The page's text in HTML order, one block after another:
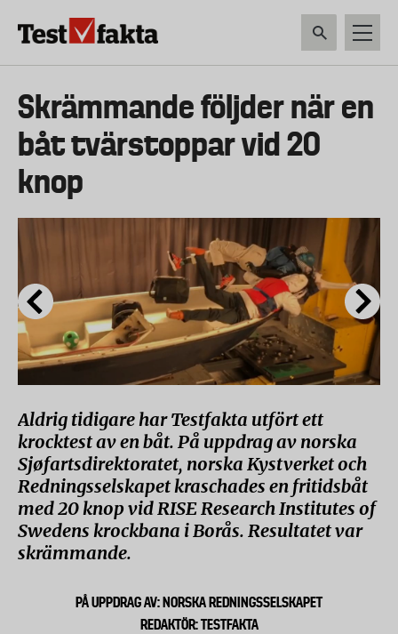
Huvudmeny
ny
Skrämmande följder när en
båt tvärstoppar vid 20
knop
Aldrig tidigare har Testfakta utfört ett
krocktest av en båt. På uppdrag av norska
Sjøfartsdirektoratet, norska Kystverket och
Redningsselskapet kraschades en fritidsbåt
med 20 knop vid RISE Research Institutes of
Swedens krockbana i Borås. Resultatet var
skrämmande.
PÅ UPPDRAG AV: NORSKA REDNINGSSELSKAPET
REDAKTÖR: TESTFAKTA